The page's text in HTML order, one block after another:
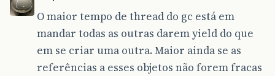
O maior tempo de thread do gc está em
mandar todas as outras darem yield do que
em se criar uma outra. Maior ainda se as
referências a esses objetos não forem fracas